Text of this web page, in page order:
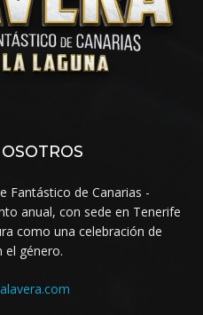
Fantástico de Canarias -
anual, con sede en Tenerife
como una celebración de
el género.